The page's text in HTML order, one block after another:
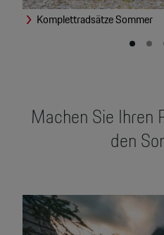
Komplettradsätze Sommer
Machen Sie Ihren
den